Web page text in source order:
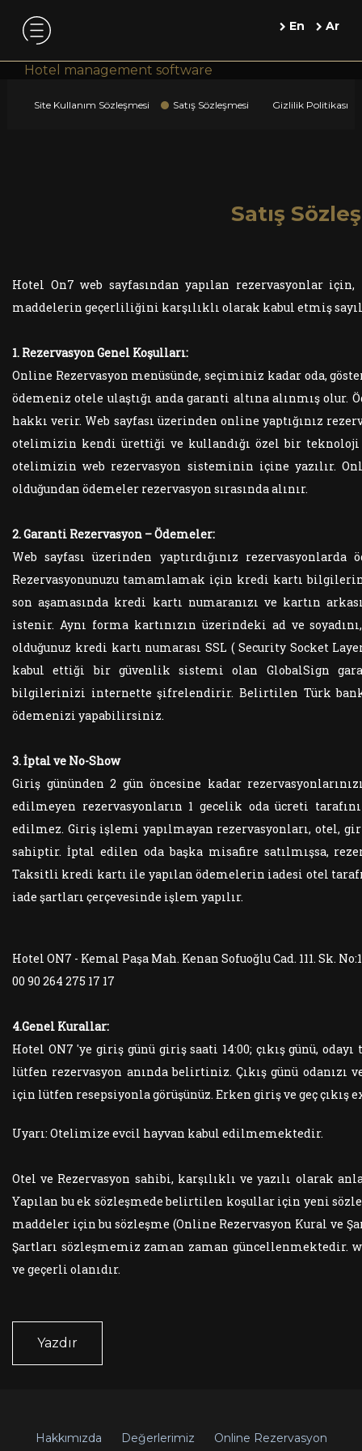
En Ar
Hotel management software
Site Kullanım Sözleşmesi Satış Sözleşmesi Gizlilik Politikası
Satış
Hotel On7 web sayfasından yapılan rezervasyonlar
maddelerin geçerliliğini karşılıklı olarak kabul etmiş
1. Rezervasyon Genel Koşulları:
Online Rezervasyon menüsünde, seçiminiz kadar oda,
ödemeniz otele ulaştığı anda garanti altına alınmış olur.
hakkı verir. Web sayfası üzerinden online yaptığınız
otelimizin kendi ürettiği ve kullandığı özel bir
otelimizin web rezervasyon sisteminin içine yazılır.
olduğundan ödemeler rezervasyon sırasında alınır.
2. Garanti Rezervasyon – Ödemeler:
Web sayfası üzerinden yaptırdığınız
Rezervasyonunuzu tamamlamak için kredi kartı
son aşamasında kredi kartı numaranızı ve kartın
istenir. Aynı forma kartınızın üzerindeki ad ve
olduğunuz kredi kartı numarası SSL ( Security Socket
kabul ettiği bir güvenlik sistemi olan GlobalSign
bilgilerinizi internette şifrelendirir. Belirtilen Türk
ödemenizi yapabilirsiniz.
3. İptal ve No-Show
Giriş gününden 2 gün öncesine kadar
edilmeyen rezervasyonların 1 gecelik oda ücreti
edilmez. Giriş işlemi yapılmayan rezervasyonları, otel,
sahiptir. İptal edilen oda başka misafire satılmışsa,
Taksitli kredi kartı ile yapılan ödemelerin iadesi otel
iade şartları çerçevesinde işlem yapılır.
Hotel ON7 - Kemal Paşa Mah. Kenan Sofuoğlu Cad. 111. Sk.
00 90 264 275 17 17
4.Genel Kurallar:
Hotel ON7 'ye giriş günü giriş saati 14:00; çıkış günü,
lütfen rezervasyon anında belirtiniz. Çıkış günü odanızı
için lütfen resepsiyonla görüşünüz. Erken giriş ve geç
Uyarı: Otelimize evcil hayvan kabul edilmemektedir.
Otel ve Rezervasyon sahibi, karşılıklı ve yazılı olarak
Yapılan bu ek sözleşmede belirtilen koşullar için yeni
maddeler için bu sözleşme (Online Rezervasyon Kural ve
Şartları sözleşmemiz zaman zaman güncellenmektedir.
ve geçerli olanıdır.
Yazdır
Hakkımızda Değerlerimiz Online Rezervasyon